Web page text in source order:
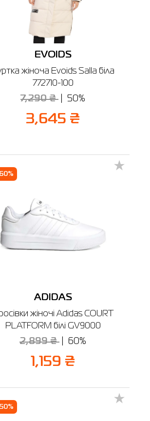
EVOIDS
жіноча Evoids Salla біла
772710-100
7,290 ₴ 50%
3,645 ₴
ADIDAS
жіночі Adidas COURT
PLATFORM білі GV9000
2,899 ₴ 60%
1,159 ₴